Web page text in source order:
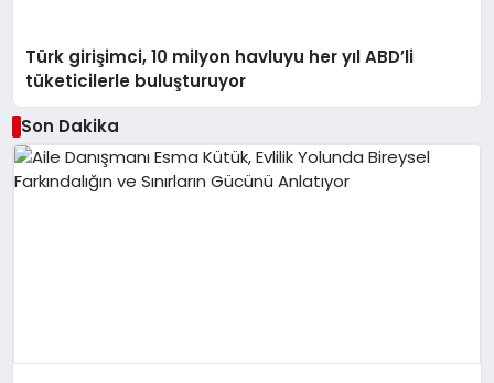
Türk girişimci, 10 milyon havluyu her yıl ABD’li
tüketicilerle buluşturuyor
Son Dakika